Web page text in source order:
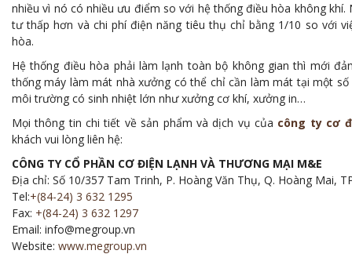
nhiều vì nó có nhiều ưu điểm so với hệ thống điều hòa không khí.
tư thấp hơn và chi phí điện năng tiêu thụ chỉ bằng 1/10 so với
hòa.
Hệ thống điều hòa phải làm lạnh toàn bộ không gian thì mới
thống máy làm mát nhà xưởng có thể chỉ cần làm mát tại một
môi trường có sinh nhiệt lớn như xưởng cơ khí, xưởng in…
Mọi thông tin chi tiết về sản phẩm và dịch vụ của công ty cơ
khách vui lòng liên hệ:
CÔNG TY CỔ PHẦN CƠ ĐIỆN LẠNH VÀ THƯƠNG MẠI M&E
Địa chỉ: Số 10/357 Tam Trinh, P. Hoàng Văn Thụ, Q. Hoàng Mai,
Tel:+(84-24) 3 632 1295
Fax: +(84-24) 3 632 1297
Email: info@megroup.vn
Website: www.megroup.vn